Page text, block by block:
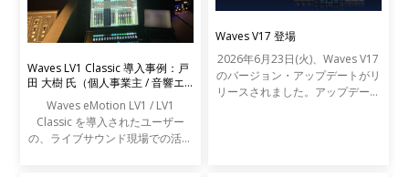
Waves LV1 Classic 導入事例：戸
田 大樹 氏（個人事業主 / 音響エ
Waves eMotion LV1 / LV1
Classic を導入されたユーザー
の、ライブサウンド現場での活用
Waves V17 登場
2026年6月23日(火)、Waves V17
のバージョン・アップデートがリ
リースされました。アップデート